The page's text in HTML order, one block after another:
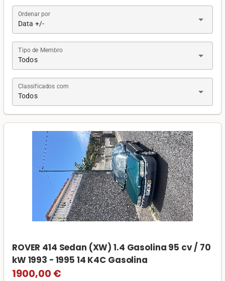
Data +/-
Ordenar por arrow_drop_down
Todos
Tipo de Membro arrow_drop_down
Todos
Classificados com arrow_drop_down
ROVER 414 Sedan (XW) 1.4 Gasolina 95 cv / 70
kW 1993 - 1995 14 K4C Gasolina
1900,00 €